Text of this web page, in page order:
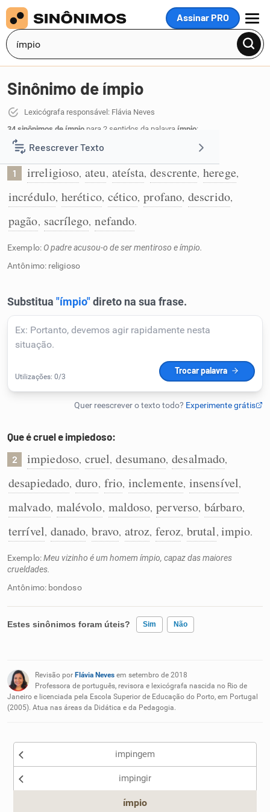
Assinar PRO
MENU
Reescrever Texto
Resumir Texto
Corrigir Texto
Detector de IA
Cata-letras
Dicionário
Sinônimos
Sinônimo de ímpio
Lexicógrafa responsável: Flávia Neves
34 sinônimos de ímpio para 2 sentidos da palavra ímpio:
Sem religião:
1 irreligioso, ateu, ateísta, descrente, herege,
incrédulo, herético, cético, profano, descrido,
pagão, sacrílego, nefando.
Exemplo: O padre acusou-o de ser mentiroso e ímpio.
Antônimo: religioso
Que é cruel e impiedoso:
2 impiedoso, cruel, desumano, desalmado,
desapiedado, duro, frio, inclemente, insensível,
malvado, malévolo, maldoso, perverso, bárbaro,
terrível, danado, bravo, atroz, feroz, brutal, impio.
Exemplo:Meu vizinho é um homem ímpio, capaz das maiores
crueldades.
Antônimo: bondoso
Estes sinônimos foram úteis? Sim Não
Nenhum dos sinônimos apresentados me ajudou
Outro
Revisão por Flávia Neves em setembro de 2018
Professora de português, revisora e lexicógrafa nascida no Rio de
Janeiro e licenciada pela Escola Superior de Educação do Porto, em Portugal
(2005). Atua nas áreas da Didática e da Pedagogia.
impingem
impingir
ímpio